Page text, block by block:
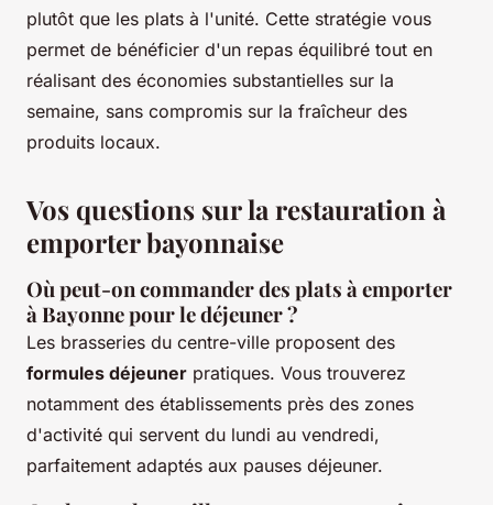
plutôt que les plats à l'unité. Cette stratégie vous
permet de bénéficier d'un repas équilibré tout en
réalisant des économies substantielles sur la
semaine, sans compromis sur la fraîcheur des
produits locaux.
Vos questions sur la restauration à
emporter bayonnaise
Où peut-on commander des plats à emporter
à Bayonne pour le déjeuner ?
Les brasseries du centre-ville proposent des
formules déjeuner pratiques. Vous trouverez
notamment des établissements près des zones
d'activité qui servent du lundi au vendredi,
parfaitement adaptés aux pauses déjeuner.